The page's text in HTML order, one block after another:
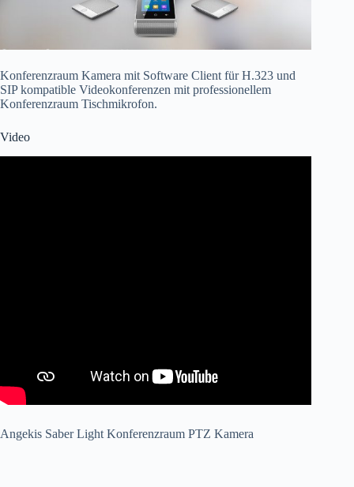
Konferenzraum Kamera mit Software Client für H.323 und
SIP kompatible Videokonferenzen mit professionellem
Konferenzraum Tischmikrofon.
Video
Angekis Saber Light Konferenzraum PTZ Kamera